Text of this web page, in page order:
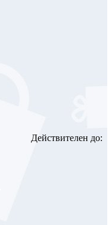
Действителен до: